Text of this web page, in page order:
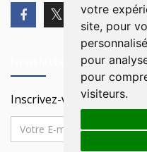
votre
site, pour
pour
pour
visiteurs.
Inscrivez-vous à notre